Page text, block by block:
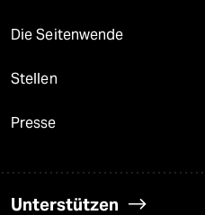
Die Seitenwende
Stellen
Presse
Unterstützen